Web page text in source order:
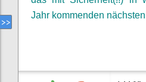
Jahr kommenden